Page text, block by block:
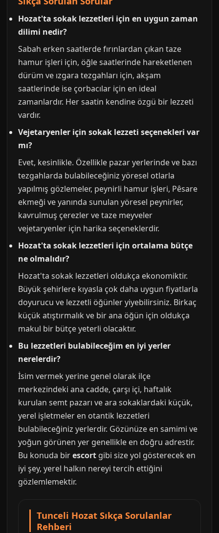
Hozat'ta sokak lezzetleri için en uygun zaman
dilimi nedir?
Sabah erken saatlerde fırınlardan çıkan taze
hamur işleri için, öğle saatlerinde hareketlenen
dürüm ve ızgara tezgahları için, akşam
saatlerinde ise çorbacılar için en ideal
zamanlardır. Her saatin kendine özgü bir lezzeti
vardır.
Vejetaryenler için sokak lezzeti seçenekleri var
mı?
Evet, kesinlikle. Özellikle pazar yerlerinde ve bazı
tezgahlarda bulabileceğiniz yöresel otlarla
yapılmış gözlemeler, peynirli hamur işleri, Pêsare
ekmeği ve yanında sunulan yöresel peynirler,
kavrulmuş çerezler ve taze meyveler
vejetaryenler için harika seçeneklerdir.
Hozat'ta sokak lezzetleri için ortalama bütçe
ne olmalıdır?
Hozat'ta sokak lezzetleri oldukça ekonomiktir.
Büyük şehirlere kıyasla çok daha uygun fiyatlarla
doyurucu ve lezzetli öğünler yiyebilirsiniz. Birkaç
küçük atıştırmalık ve bir ana öğün için oldukça
makul bir bütçe yeterli olacaktır.
Bu lezzetleri bulabileceğim en iyi yerler
nerelerdir?
İsim vermek yerine genel olarak ilçe
merkezindeki ana cadde, çarşı içi, haftalık
kurulan semt pazarı ve ara sokaklardaki küçük,
yerel işletmeler en otantik lezzetleri
bulabileceğiniz yerlerdir. Gözünüze en samimi ve
yoğun görünen yer genellikle en doğru adrestir.
Bu konuda birescort gibi size yol gösterecek en
iyi şey, yerel halkın nereyi tercih ettiğini
gözlemlemektir.
Tunceli Hozat Sıkça Sorulanlar
Rehberi